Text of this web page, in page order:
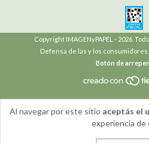
Al navegar por este sitio aceptás el
experiencia de
Copyright IMAGENyPAPEL - 2026.
Defensa de las y los
Botón de